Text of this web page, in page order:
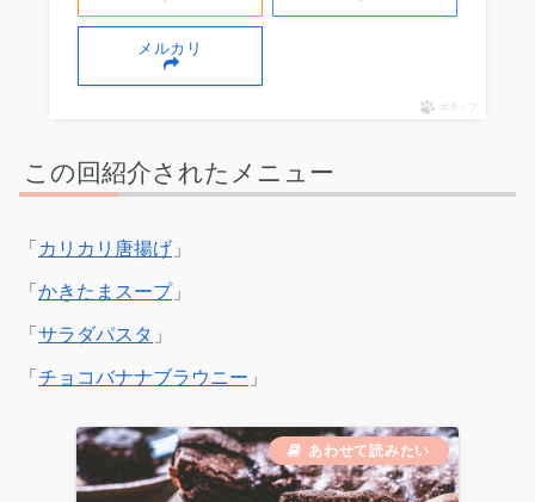
メルカリ
ポチップ
この回紹介されたメニュー
「 カリカリ唐揚げ 」
「 かきたまスープ」
「 サラダパスタ 」
「 チョコバナナブラウニー 」